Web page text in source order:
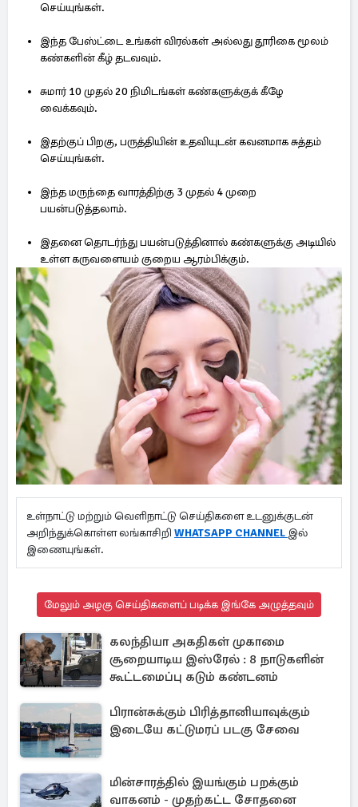
செய்யுங்கள்.
இந்த பேஸ்ட்டை உங்கள் விரல்கள் அல்லது தூரிகை மூலம்
கண்களின் கீழ் தடவவும்.
சுமார் 10 முதல் 20 நிமிடங்கள் கண்களுக்குக் கீழே
வைக்கவும்.
இதற்குப் பிறகு, பருத்தியின் உதவியுடன் கவனமாக சுத்தம்
செய்யுங்கள்.
இந்த மருந்தை வாரத்திற்கு 3 முதல் 4 முறை
பயன்படுத்தலாம்.
இதனை தொடர்ந்து பயன்படுத்தினால் கண்களுக்கு அடியில்
உள்ள கருவளையம் குறைய ஆரம்பிக்கும்.
உள்நாட்டு மற்றும் வெளிநாட்டு செய்திகளை உடனுக்குடன்
அறிந்துக்கொள்ள லங்காசிறி WHATSAPP CHANNEL இல்
இணையுங்கள்.
மேலும் அழகு செய்திகளைப் படிக்க இங்கே அழுத்தவும்
கலந்தியா அகதிகள் முகாமை
சூறையாடிய இஸ்ரேல் : 8 நாடுகளின்
கூட்டமைப்பு கடும் கண்டனம்
பிரான்சுக்கும் பிரித்தானியாவுக்கும்
இடையே கட்டுமரப் படகு சேவை
மின்சாரத்தில் இயங்கும் பறக்கும்
வாகனம் - முதற்கட்ட சோதனை